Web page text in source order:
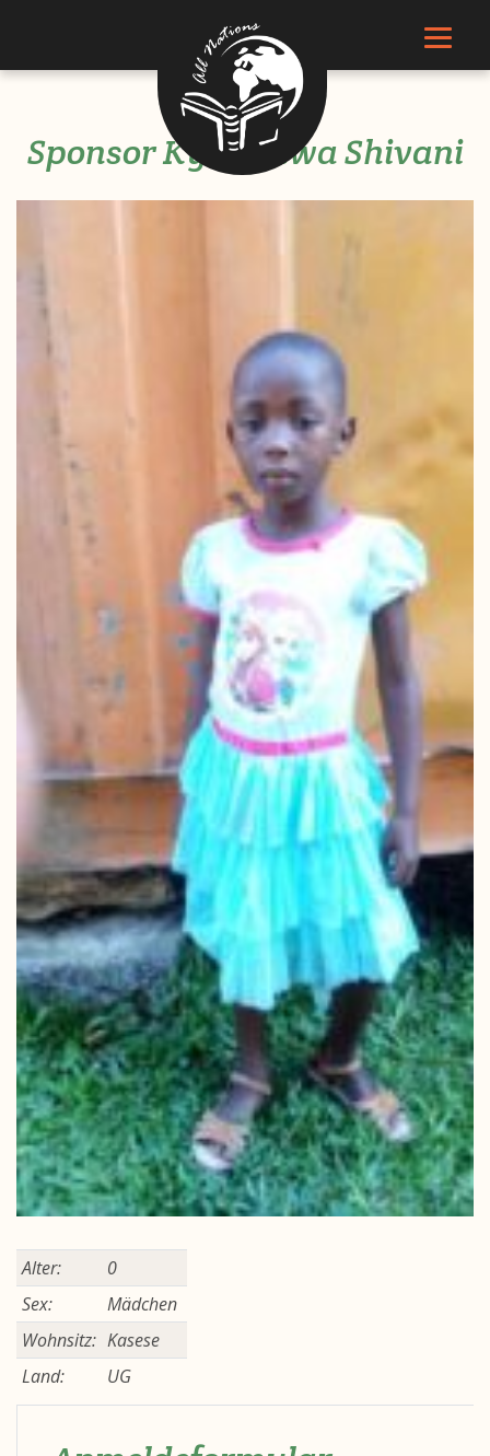
Sponsor Kyakimwa Shivani
Alter:
0
Sex:
Mädchen
Wohnsitz: Kasese
Land:
UG